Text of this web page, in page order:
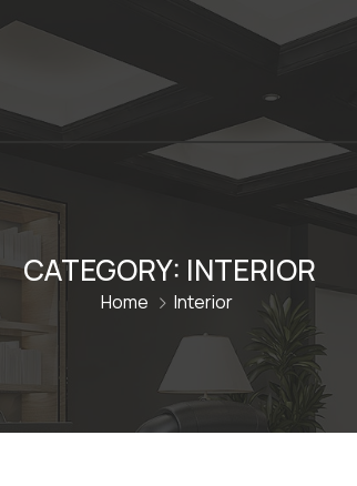
CATEGORY: INTERIOR
Home Interior